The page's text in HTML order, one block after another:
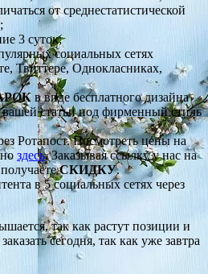
от среднестатистической
3 суток;
социальных сетях
Твиттере, Однокласниках,
в виде бесплатного дизайна
статьи под фирменный стиль
Ротапост. Посмотреть цены на
здесь. Заказывая ссылку у нас на
СКИДКУ.
в 5 социальных сетях через
так как растут позиции и
сегодня, так как уже завтра